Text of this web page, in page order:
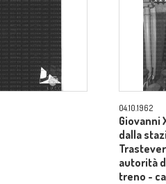
04.10.1962
Giovanni
dalla
autorità
treno -